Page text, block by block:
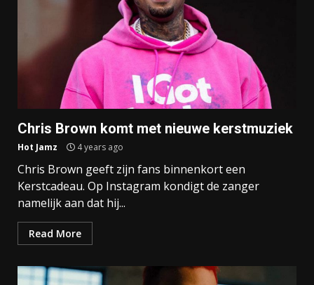
Chris Brown komt met nieuwe kerstmuziek
Hot Jamz 4 years ago
Chris Brown geeft zijn fans binnenkort een
Kerstcadeau. Op Instagram kondigt de zanger
namelijk aan dat hij...
Read More